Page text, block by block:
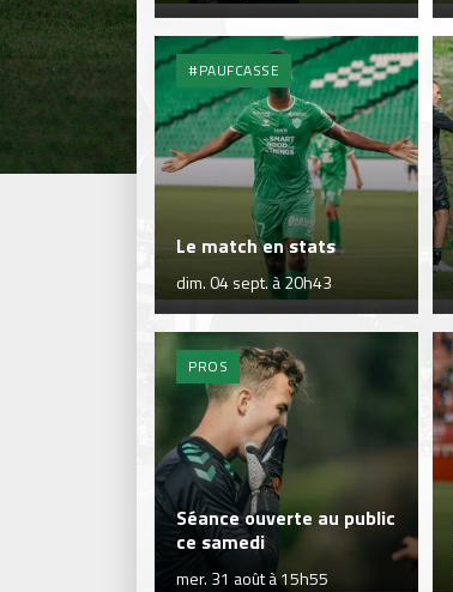
#PAUFCASSE
Le match en stats
dim. 04 sept. à 20h43
PROS
Séance ouverte au public
ce samedi
mer. 31 août à 15h55